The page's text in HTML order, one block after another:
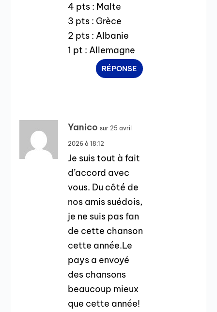
4 pts : Malte
3 pts : Grèce
2 pts : Albanie
1 pt : Allemagne
RÉPONSE
Yanico sur 25 avril
2026 à 18:12
Je suis tout à fait
d’accord avec
vous. Du côté de
nos amis suédois,
je ne suis pas fan
de cette chanson
cette année.Le
pays a envoyé
des chansons
beaucoup mieux
que cette année!